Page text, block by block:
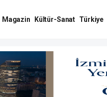
Magazin Kültür-Sanat Türkiye